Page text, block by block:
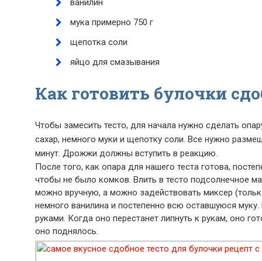
ванилин
мука примерно 750 г
щепотка соли
яйцо для смазывания
Как готовить булочки
Чтобы замесить тесто, для начала нужно сделать
сахар, немного муки и щепотку соли. Все нужно
минут. Дрожжи должны вступить в реакцию.
После того, как опара для нашего теста готова,
чтобы не было комков. Влить в тесто подсолнечное
можно вручную, а можно задействовать миксер
немного ванилина и постепенно всю оставшуюся
руками. Когда оно перестанет липнуть к рукам, оно
оно поднялось.